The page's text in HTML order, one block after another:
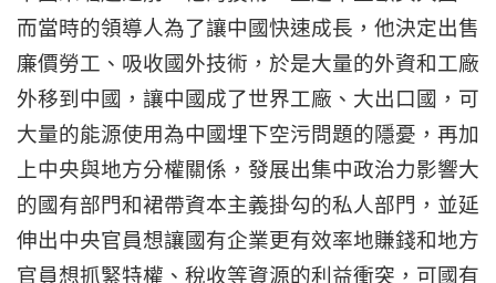
而當時的領導人為了讓中國快速成長，他決定出售
廉價勞工、吸收國外技術，於是大量的外資和工廠
外移到中國，讓中國成了世界工廠、大出口國，可
大量的能源使用為中國埋下空污問題的隱憂，再加
上中央與地方分權關係，發展出集中政治力影響大
的國有部門和裙帶資本主義掛勾的私人部門，並延
伸出中央官員想讓國有企業更有效率地賺錢和地方
官員想抓緊特權、稅收等資源的利益衝突，可國有